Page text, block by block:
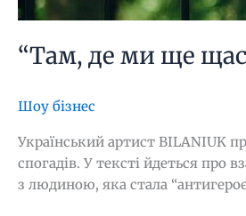
“Там, де ми ще
Шоу бізнес
Український артист BILANIUK
спогадів. У тексті йдеться про
з людиною, яка стала